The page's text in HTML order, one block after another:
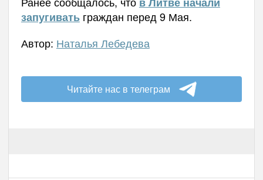
запугиватьграждан перед 9 Мая.
Автор: Наталья Лебедева
Читайте нас в телеграм